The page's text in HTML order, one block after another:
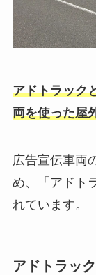
アドトラック
両を使った屋
広告宣伝車両
め、「アドト
れています。
アドトラッ